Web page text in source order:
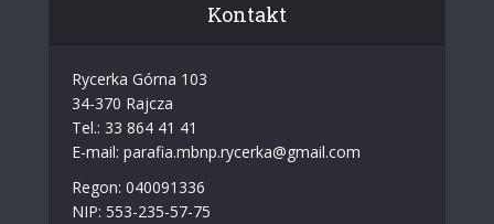
Kontakt
Rycerka Górna 103
34-370 Rajcza
Tel.: 33 864 41 41
E-mail: parafia.mbnp.rycerka@gmail.com
Regon: 040091336
NIP: 553-235-57-75